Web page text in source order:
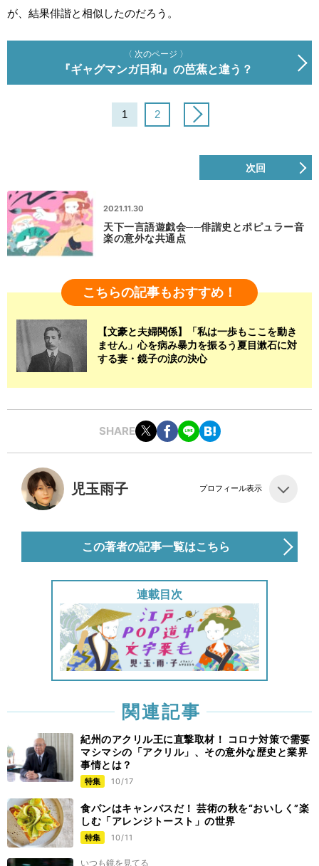
が、結果俳諧と相似したのだろう。
〈 次のページ 〉
『ギャグマンガ日和』の芭蕉と違う？
1 2
次回
2021.11.30
天下一言語遊戯会──俳諧史とポピュラー音
楽の意外な共通点
こちらの記事もおすすめ！
【文豪と夫婦関係】「私は一歩もここを動き
ません」心を病み暴力を振るう夏目漱石に対
する妻・鏡子の涙の決心
SHARE
児玉雨子 プロフィール表示
この著者の記事一覧はこちら
連載目次
関連記事
紀州のアクリル王に直撃取材！ コロナ対策で需要
マシマシの「アクリル」、その意外な歴史と業界
事情とは？
特集 10/17
食パンはキャンバスだ！ 芸術の秋を“おいしく”楽
しむ「アレンジトースト」の世界
特集 10/11
いつも鏡を見てる